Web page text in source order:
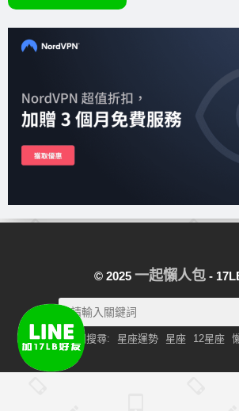
© 2025 一起懶人包 -
熱門搜尋: 星座運勢 星座 12星座